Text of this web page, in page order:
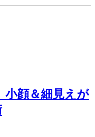
顔＆細見えが